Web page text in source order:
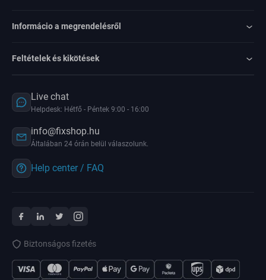
Informácio a megrendelésről
Feltételek és kikötések
Live chat
Helpdesk: Hétfő - Péntek 9:00 - 16:00
info@fixshop.hu
Általában 24 órán belül válaszolunk.
Help center / FAQ
Biztonságos fizetés